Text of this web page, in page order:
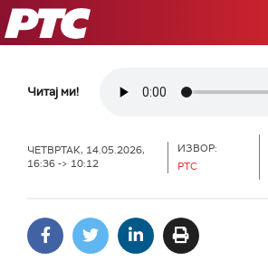
РТС
Читај ми!
ЧЕТВРТАК, 14.05.2026,
16:36 -> 10:12
ИЗВОР:
РТС